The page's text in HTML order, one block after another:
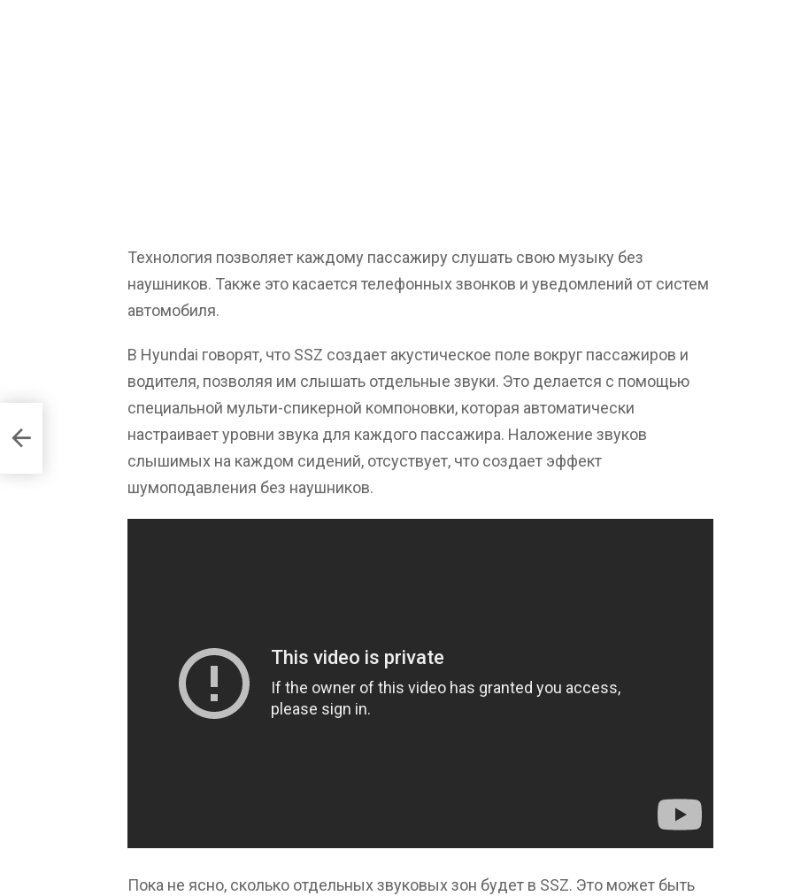
Технология позволяет каждому пассажиру слушать свою музыку без
наушников. Также это касается телефонных звонков и уведомлений от систем
автомобиля.
В Hyundai говорят, что SSZ создает акустическое поле вокруг пассажиров и
водителя, позволяя им слышать отдельные звуки. Это делается с помощью
специальной мульти-спикерной компоновки, которая автоматически
настраивает уровни звука для каждого пассажира. Наложение звуков
слышимых на каждом сидений, отсуствует, что создает эффект
шумоподавления без наушников.
Пока не ясно, сколько отдельных звуковых зон будет в SSZ. Это может быть